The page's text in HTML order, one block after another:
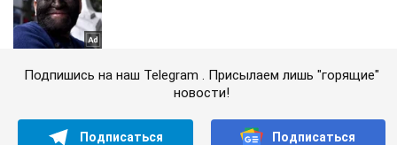
Подпишись на наш Telegram . Присылаем лишь "горящие"
новости!
Подписаться Подписаться